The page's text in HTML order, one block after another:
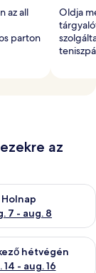
az all
parton
Oldja
az
6 - aug. 7
Holnap
7 - aug. 8
állás
aug. 7 -
hétvégén
14 - aug. 16
hétvégi